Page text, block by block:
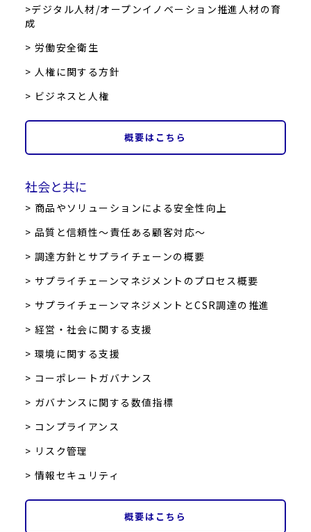
>デジタル人材/オープンイノベーション推進人材の育
成
> 労働安全衛生
> 人権に関する方針
> ビジネスと人権
概要はこちら
社会と共に
> 商品やソリューションによる安全性向上
> 品質と信頼性～責任ある顧客対応～
> 調達方針とサプライチェーンの概要
> サプライチェーンマネジメントのプロセス概要
> サプライチェーンマネジメントとCSR調達の推進
> 経営・社会に関する支援
> 環境に関する支援
> コーポレートガバナンス
> ガバナンスに関する数値指標
> コンプライアンス
> リスク管理
> 情報セキュリティ
概要はこちら